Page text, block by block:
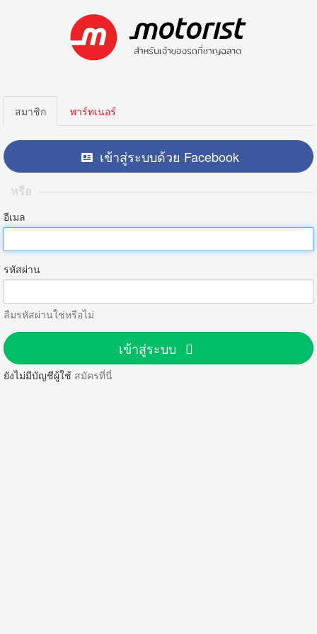
สมาชิก พาร์ทเนอร์
เข้าสู่ระบบด้วย Facebook
หรือ
อีเมล
รหัสผ่าน
ลืมรหัสผ่านใช่หรือไม่
เข้าสู่ระบบ
ยังไม่มีบัญชีผู้ใช้ สมัครที่นี่